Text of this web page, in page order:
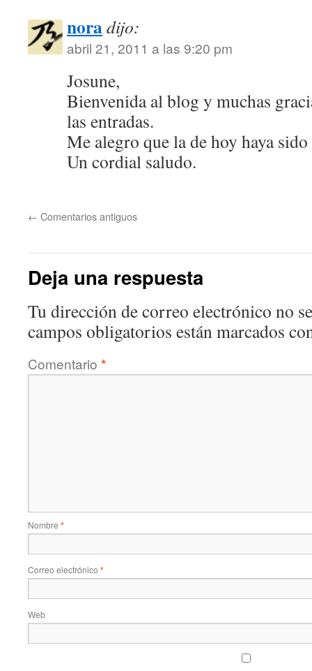
noradijo:
abril 21, 2011 a las 9:20 pm
Josune,
Bienvenida al blog y muchas
las entradas.
Me alegro que la de hoy haya
Un cordial saludo.
← Comentarios antiguos
Deja una respuesta
Tu dirección de correo electrónico no
campos obligatorios están marcados
Comentario *
Nombre *
Correo electrónico *
Web